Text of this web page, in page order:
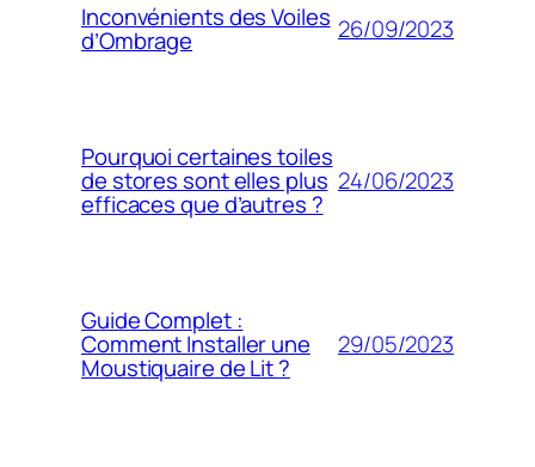
Inconvénients des Voiles
d’Ombrage 26/09/2023
Pourquoi certaines toiles
de stores sont elles plus
efficaces que d’autres ?
24/06/2023
Guide Complet :
Comment Installer une
Moustiquaire de Lit ?
29/05/2023